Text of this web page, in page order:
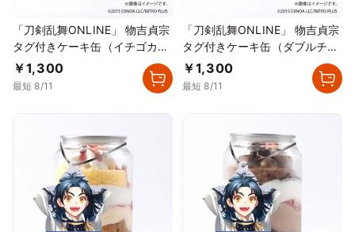
「刀剣乱舞ONLINE」 物吉貞宗
タグ付きケーキ缶（イチゴカス
タード）
￥1,300
最短 8/11
「刀剣乱舞ONLINE」 物吉貞宗
タグ付きケーキ缶（ダブルチョ
コレート）
￥1,300
最短 8/11